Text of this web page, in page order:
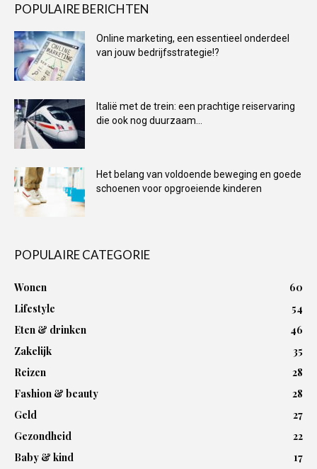
POPULAIRE BERICHTEN
Online marketing, een essentieel onderdeel
van jouw bedrijfsstrategie!?
Italië met de trein: een prachtige reiservaring
die ook nog duurzaam...
Het belang van voldoende beweging en goede
schoenen voor opgroeiende kinderen
POPULAIRE CATEGORIE
Wonen
60
Lifestyle
54
Eten & drinken
46
Zakelijk
35
Reizen
28
Fashion & beauty
28
Geld
27
Gezondheid
22
Baby & kind
17